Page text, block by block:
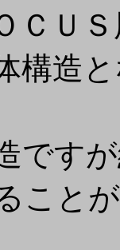
ＣＵ
構造
です
こと